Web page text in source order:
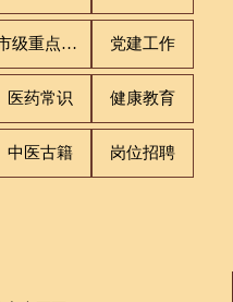
市级重点专科 党建工作
医药常识 健康教育
中医古籍 岗位招聘